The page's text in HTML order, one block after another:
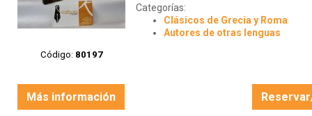
Código: 80197
Categorías:
Clásicos de Grecia y Roma
Autores de otras lenguas
Más información